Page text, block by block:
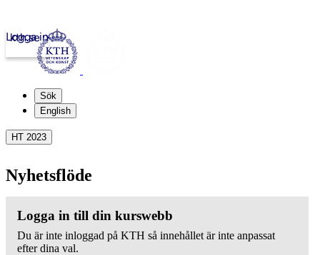
kth.se
Logga in
Sök
English
HT 2023
Nyhetsflöde
Logga in till din kurswebb
Du är inte inloggad på KTH så innehållet är inte anpassat
efter dina val.